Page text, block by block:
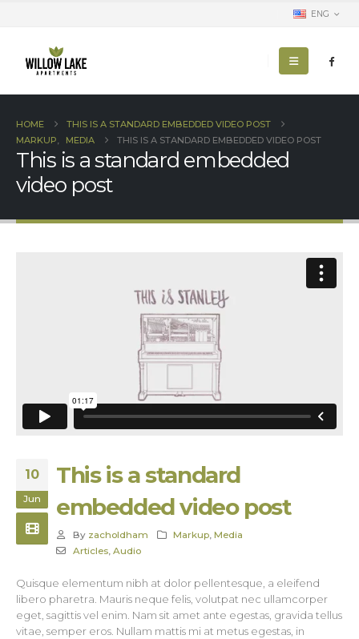
ENG
HOME
THIS IS A STANDARD EMBEDDED VIDEO POST
MARKUP
MEDIA THIS IS A STANDARD EMBEDDED VIDEO POST
This is a standard embedded
video post
10
Jun
This is a standard
embedded video post
By zacholdham Markup,Media
Articles, Audio
Quisque elementum nibh at dolor pellentesque, a eleifend
libero pharetra. Mauris neque felis, volutpat nec ullamcorper
eget, sagittis vel enim. Nam sit amet ante egestas, gravida tellus
vitae, semper eros. Nullam mattis mi at metus egestas, in